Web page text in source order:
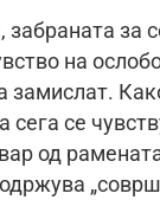
забраната за
на
замислат.
сега се
од